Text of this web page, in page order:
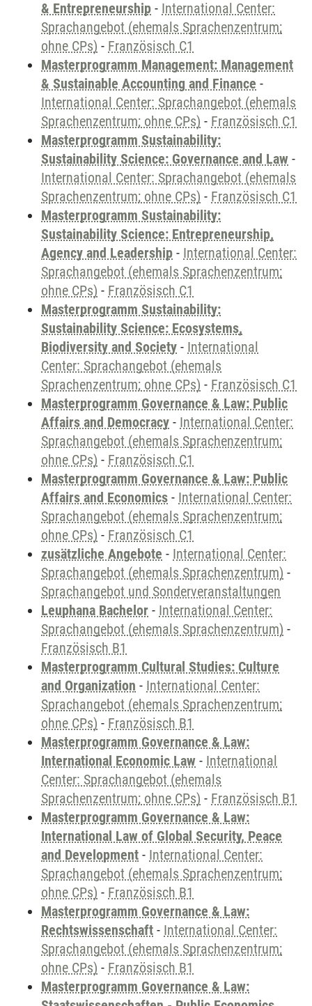
& Entrepreneurship - International Center:
Sprachangebot (ehemals Sprachenzentrum;
ohne CPs) - Französisch C1
Masterprogramm Management: Management
& Sustainable Accounting and Finance -
International Center: Sprachangebot (ehemals
Sprachenzentrum; ohne CPs) - Französisch C1
Masterprogramm Sustainability:
Sustainability Science: Governance and Law -
International Center: Sprachangebot (ehemals
Sprachenzentrum; ohne CPs) - Französisch C1
Masterprogramm Sustainability:
Sustainability Science: Entrepreneurship,
Agency and Leadership - International Center:
Sprachangebot (ehemals Sprachenzentrum;
ohne CPs) - Französisch C1
Masterprogramm Sustainability:
Sustainability Science: Ecosystems,
Biodiversity and Society - International
Center: Sprachangebot (ehemals
Sprachenzentrum; ohne CPs) - Französisch C1
Masterprogramm Governance & Law: Public
Affairs and Democracy - International Center:
Sprachangebot (ehemals Sprachenzentrum;
ohne CPs) - Französisch C1
Masterprogramm Governance & Law: Public
Affairs and Economics - International Center:
Sprachangebot (ehemals Sprachenzentrum;
ohne CPs) - Französisch C1
zusätzliche Angebote - International Center:
Sprachangebot (ehemals Sprachenzentrum) -
Sprachangebot und Sonderveranstaltungen
Leuphana Bachelor - International Center:
Sprachangebot (ehemals Sprachenzentrum) -
Französisch B1
Masterprogramm Cultural Studies: Culture
and Organization - International Center:
Sprachangebot (ehemals Sprachenzentrum;
ohne CPs) - Französisch B1
Masterprogramm Governance & Law:
International Economic Law - International
Center: Sprachangebot (ehemals
Sprachenzentrum; ohne CPs) - Französisch B1
Masterprogramm Governance & Law:
International Law of Global Security, Peace
and Development - International Center:
Sprachangebot (ehemals Sprachenzentrum;
ohne CPs) - Französisch B1
Masterprogramm Governance & Law:
Rechtswissenschaft - International Center:
Sprachangebot (ehemals Sprachenzentrum;
ohne CPs) - Französisch B1
Masterprogramm Governance & Law: